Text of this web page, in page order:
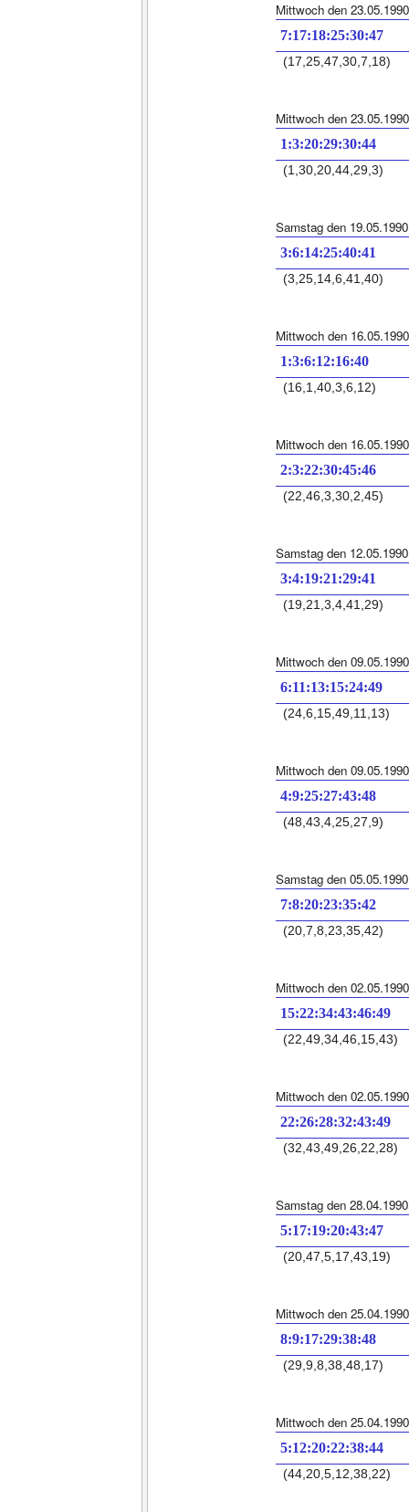
Mittwoch den 23.05.1990
7:17:18:25:30:47
(17,25,47,30,7,18)
Mittwoch den 23.05.1990
1:3:20:29:30:44
(1,30,20,44,29,3)
Samstag den 19.05.1990
3:6:14:25:40:41
(3,25,14,6,41,40)
Mittwoch den 16.05.1990
1:3:6:12:16:40
(16,1,40,3,6,12)
Mittwoch den 16.05.1990
2:3:22:30:45:46
(22,46,3,30,2,45)
Samstag den 12.05.1990
3:4:19:21:29:41
(19,21,3,4,41,29)
Mittwoch den 09.05.1990
6:11:13:15:24:49
(24,6,15,49,11,13)
Mittwoch den 09.05.1990
4:9:25:27:43:48
(48,43,4,25,27,9)
Samstag den 05.05.1990
7:8:20:23:35:42
(20,7,8,23,35,42)
Mittwoch den 02.05.1990
15:22:34:43:46:49
(22,49,34,46,15,43)
Mittwoch den 02.05.1990
22:26:28:32:43:49
(32,43,49,26,22,28)
Samstag den 28.04.1990
5:17:19:20:43:47
(20,47,5,17,43,19)
Mittwoch den 25.04.1990
8:9:17:29:38:48
(29,9,8,38,48,17)
Mittwoch den 25.04.1990
5:12:20:22:38:44
(44,20,5,12,38,22)